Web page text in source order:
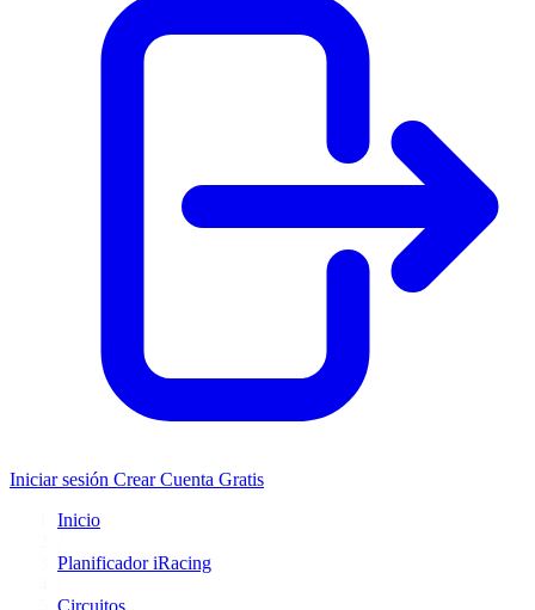
Iniciar sesión Crear Cuenta Gratis
Inicio
Planificador iRacing
Circuitos